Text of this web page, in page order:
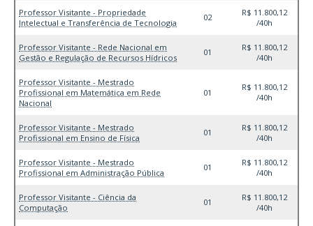
Professor Visitante - Propriedade
Intelectual e Transferência de Tecnologia
02
R$ 11.800,12
/40h
Professor Visitante - Rede Nacional em
Gestão e Regulação de Recursos Hídricos
01
R$ 11.800,12
/40h
Professor Visitante - Mestrado
Profissional em Matemática em Rede
Nacional
01
R$ 11.800,12
/40h
Professor Visitante - Mestrado
Profissional em Ensino de Física
01
R$ 11.800,12
/40h
Professor Visitante - Mestrado
Profissional em Administração Pública
01
R$ 11.800,12
/40h
Professor Visitante - Ciência da
Computação
01
R$ 11.800,12
/40h